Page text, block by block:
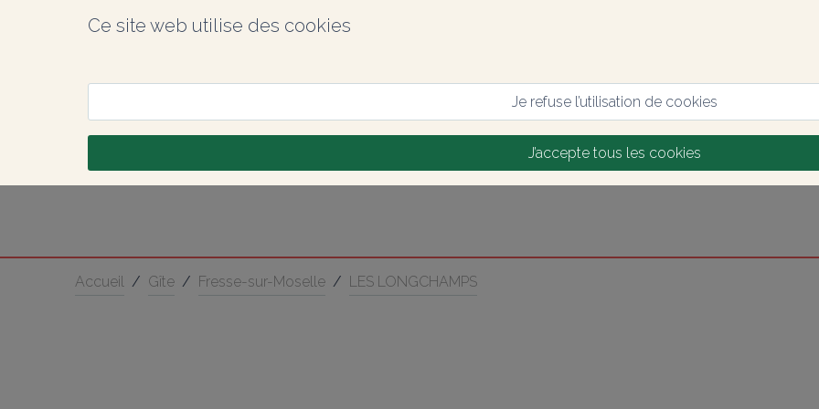
Ce site web utilise des cookies
Je refuse l’utilisation de cookies
J’accepte tous les cookies
Accueil / Gîte / Fresse-sur-Moselle / LES LONGCHAMPS